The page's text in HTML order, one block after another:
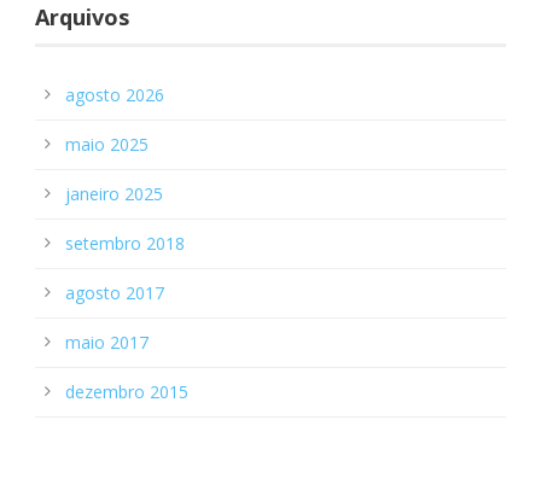
Arquivos
agosto 2026
maio 2025
janeiro 2025
setembro 2018
agosto 2017
maio 2017
dezembro 2015